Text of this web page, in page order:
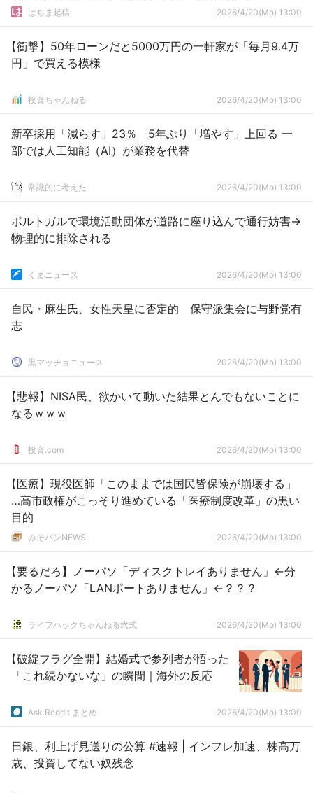
はちま起稿 2026/4/20(Mo) 13:00
【衝撃】50年ローンだと5000万円の一軒家が「毎月9.4万
円」で買える模様
投資ちゃんねる 2026/4/20(Mo) 13:00
新卒採用「減らす」23％ 5年ぶり「増やす」上回る 一
部では人工知能（AI）が業務を代替
常識的に考えた 2026/4/20(Mo) 13:00
ポルトガルで環境活動団体が道路に座り込んで通行妨害→
物理的に排除される
くまニュース 2026/4/20(Mo) 13:00
自民・麻生氏、女性天皇に否定的 保守派集会に与野党有
志
黒マッチョニュース 2026/4/20(Mo) 13:00
【悲報】NISA民、欲かいて動いた結果とんでもないことに
なるｗｗｗ
投資.com 2026/4/20(Mo) 13:00
【医療】現役医師「このままでは国民皆保険が崩壊する」
…高市政権がこっそり進めている「医療制度改革」の黒い
目的
みそパンNEWS 2026/4/20(Mo) 13:00
【要るだろ】ノーパソ「ディスクトレイありません」←分
かるノーパソ「LANポートありません」←？？？
ライフハックちゃんねる弐式 2026/4/20(Mo) 13:00
【破綻フラグ全開】結婚式で参列者が悟った
「これ続かないな」の瞬間｜海外の反応
Ask Reddit まとめ 2026/4/20(Mo) 13:00
日銀、利上げ見送りの公算 #速報 | インフレ加速、株高万
歳、投資してない奴残念